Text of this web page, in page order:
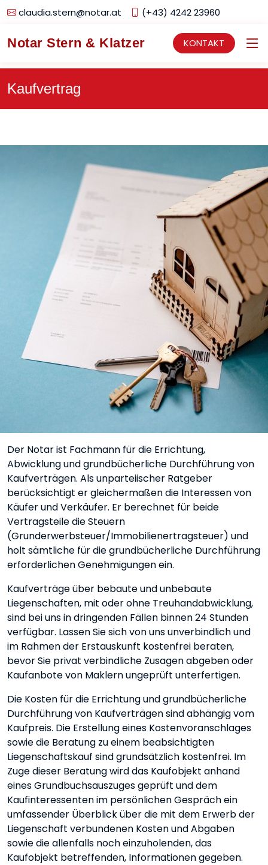
claudia.stern@notar.at (+43) 4242 23960
Notar Stern & Klatzer KONTAKT
Kaufvertrag
Der Notar ist Fachmann für die Errichtung,
Abwicklung und grundbücherliche Durchführung von
Kaufverträgen. Als unparteiischer Ratgeber
berücksichtigt er gleichermaßen die Interessen von
Käufer und Verkäufer. Er berechnet für beide
Vertragsteile die Steuern
(Grunderwerbsteuer/Immobilienertragsteuer) und
holt sämtliche für die grundbücherliche Durchführung
erforderlichen Genehmigungen ein.
Kaufverträge über bebaute und unbebaute
Liegenschaften, mit oder ohne Treuhandabwicklung,
sind bei uns in dringenden Fällen binnen 24 Stunden
verfügbar. Lassen Sie sich von uns unverbindlich und
im Rahmen der Erstauskunft kostenfrei beraten,
bevor Sie privat verbindliche Zusagen abgeben oder
Kaufanbote von Maklern ungeprüft unterfertigen.
Die Kosten für die Errichtung und grundbücherliche
Durchführung von Kaufverträgen sind abhängig vom
Kaufpreis. Die Erstellung eines Kostenvoranschlages
sowie die Beratung zu einem beabsichtigten
Liegenschaftskauf sind grundsätzlich kostenfrei. Im
Zuge dieser Beratung wird das Kaufobjekt anhand
eines Grundbuchsauszuges geprüft und dem
Kaufinteressenten im persönlichen Gespräch ein
umfassender Überblick über die mit dem Erwerb der
Liegenschaft verbundenen Kosten und Abgaben
sowie die allenfalls noch einzuholenden, das
Kaufobjekt betreffenden, Informationen gegeben.